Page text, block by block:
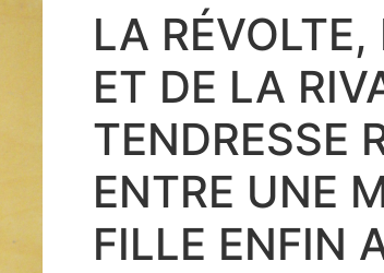
LA
ET DE LA
TENDRESSE
ENTRE UNE
FILLE ENFIN